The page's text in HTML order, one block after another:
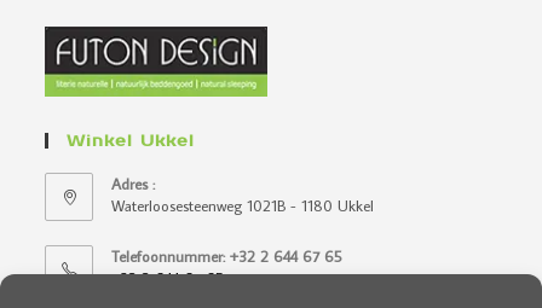
Winkel Ukkel
Adres :
Waterloosesteenweg 1021B - 1180 Ukkel
Telefoonnummer: +32 2 644 67 65
+32 2 644 67 65